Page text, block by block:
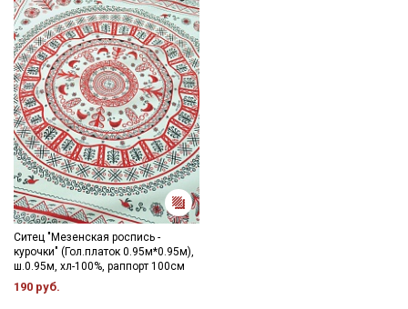
Ситец "Мезенская роспись -
курочки" (Гол.платок 0.95м*0.95м),
ш.0.95м, хл-100%, раппорт 100см
190 руб.